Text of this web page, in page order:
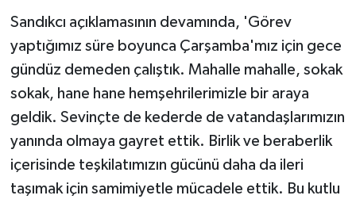
Sandıkcı açıklamasının devamında, 'Görev
yaptığımız süre boyunca Çarşamba'mız için gece
gündüz demeden çalıştık. Mahalle mahalle, sokak
sokak, hane hane hemşehrilerimizle bir araya
geldik. Sevinçte de kederde de vatandaşlarımızın
yanında olmaya gayret ettik. Birlik ve beraberlik
içerisinde teşkilatımızın gücünü daha da ileri
taşımak için samimiyetle mücadele ettik. Bu kutlu
Turizm
ÜLKE GÜNDEMİ
YAŞAM
Yerel Haberler